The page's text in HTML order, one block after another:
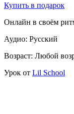
Купить в подарок
Онлайн в своём
Аудио: Русский
Возраст: Любой
Урок от Lil School